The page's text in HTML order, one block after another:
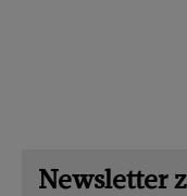
Newsletter